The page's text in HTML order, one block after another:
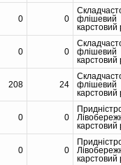
0 0
флішевий
карстовий
0 0
флішевий
карстовий
208 24
флішевий
карстовий
0 0
карстовий
0 0
карстовий